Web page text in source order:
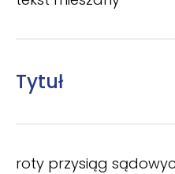
Tytuł
roty przysiąg